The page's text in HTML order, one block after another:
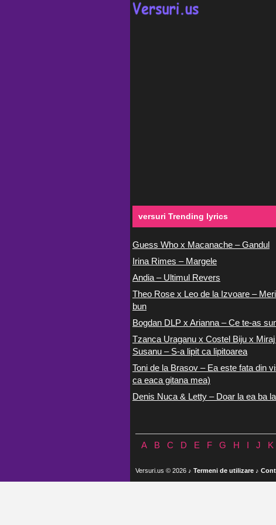
versuri Trending lyrics
Guess Who x Macanache – Gandul
Irina Rimes – Margele
Andia – Ultimul Revers
Theo Rose x Leo de la Izvoare –
bun
Bogdan DLP x Arianna – Ce te-as
Tzanca Uraganu x Costel Biju x
Susanu – S-a lipit ca lipitoarea
Toni de la Brasov – Ea este fata din
ca eaca gitana mea)
Denis Nuca & Letty – Doar la ea ba
A B C D E F G H J K
Versuri.us © 2026 ♪ Termeni de utilizare ♪